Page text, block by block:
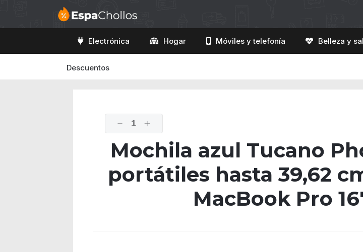
Electrónica Hogar Móviles y telefonía Belleza y
Descuentos
1
Mochila azul Tucano
portátiles hasta 39,62
MacBook Pro